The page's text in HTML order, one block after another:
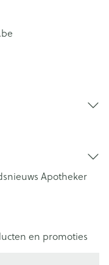
Apotheker
en promoties